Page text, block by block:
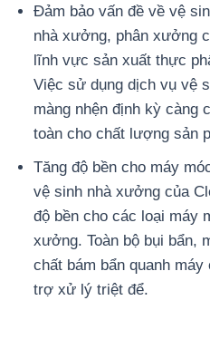
Đảm bảo vấn đề về vệ
nhà xưởng, phân xưởng
lĩnh vực sản xuất thực
Việc sử dụng dịch vụ vệ
màng nhện định kỳ càng
toàn cho chất lượng sản
Tăng độ bền cho máy
vệ sinh nhà xưởng của
độ bền cho các loại máy
xưởng. Toàn bộ bụi bẩn,
chất bám bẩn quanh
trợ xử lý triệt để.